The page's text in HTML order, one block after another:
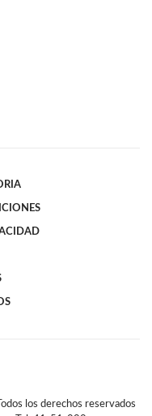
los derechos reservados